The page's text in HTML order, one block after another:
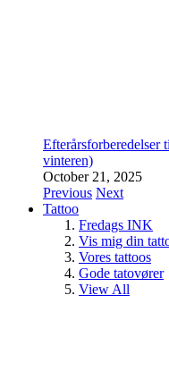
Efterårsforberedelser
vinteren)
October 21, 2025
Previous Next
Tattoo
Fredags INK
Vis mig din
Vores tattoos
Gode tatovører
View All